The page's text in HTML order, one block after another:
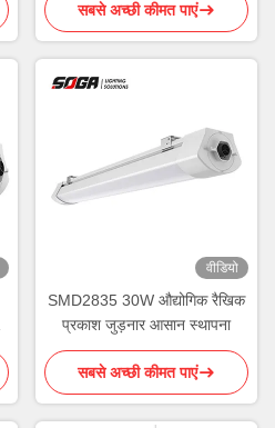
सबसे अच्छी कीमत पाएं
वीडियो
SMD2835 30W औद्योगिक रैखिक
प्रकाश जुड़नार आसान स्थापना
सबसे अच्छी कीमत पाएं